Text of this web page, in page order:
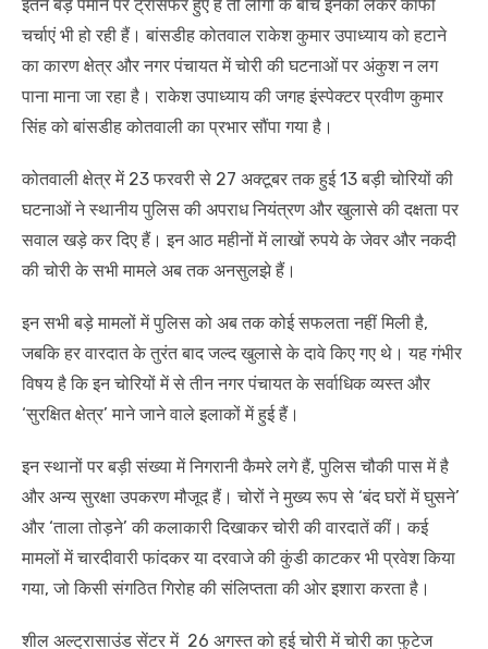
इतने बड़े पैमाने पर ट्रांसफर हुए हैं तो लोगों के बीच इनको लेकर काफी
चर्चाएं भी हो रही हैं। बांसडीह कोतवाल राकेश कुमार उपाध्याय को हटाने
का कारण क्षेत्र और नगर पंचायत में चोरी की घटनाओं पर अंकुश न लग
पाना माना जा रहा है। राकेश उपाध्याय की जगह इंस्पेक्टर प्रवीण कुमार
सिंह को बांसडीह कोतवाली का प्रभार सौंपा गया है।
कोतवाली क्षेत्र में 23 फरवरी से 27 अक्टूबर तक हुई 13 बड़ी चोरियों की
घटनाओं ने स्थानीय पुलिस की अपराध नियंत्रण और खुलासे की दक्षता पर
सवाल खड़े कर दिए हैं। इन आठ महीनों में लाखों रुपये के जेवर और नकदी
की चोरी के सभी मामले अब तक अनसुलझे हैं।
इन सभी बड़े मामलों में पुलिस को अब तक कोई सफलता नहीं मिली है,
जबकि हर वारदात के तुरंत बाद जल्द खुलासे के दावे किए गए थे। यह गंभीर
विषय है कि इन चोरियों में से तीन नगर पंचायत के सर्वाधिक व्यस्त और
‘सुरक्षित क्षेत्र’ माने जाने वाले इलाकों में हुई हैं।
इन स्थानों पर बड़ी संख्या में निगरानी कैमरे लगे हैं, पुलिस चौकी पास में है
और अन्य सुरक्षा उपकरण मौजूद हैं। चोरों ने मुख्य रूप से ‘बंद घरों में घुसने’
और ‘ताला तोड़ने’ की कलाकारी दिखाकर चोरी की वारदातें कीं। कई
मामलों में चारदीवारी फांदकर या दरवाजे की कुंडी काटकर भी प्रवेश किया
गया, जो किसी संगठित गिरोह की संलिप्तता की ओर इशारा करता है।
शील अल्ट्रासाउंड सेंटर में 26 अगस्त को हुई चोरी में चोरी का फुटेज